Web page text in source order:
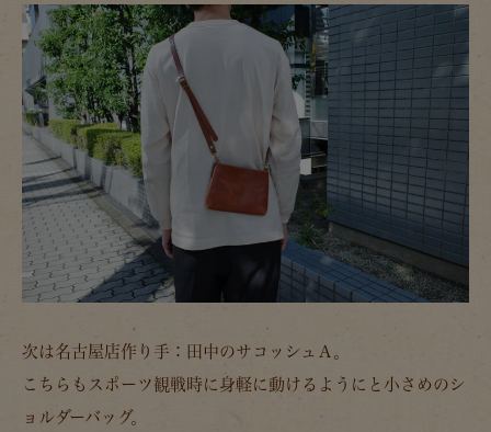
次は名古屋店作り手：田中のサコッシュＡ。
こちらもスポーツ観戦時に身軽に動けるようにと小さめのシ
ョルダーバッグ。